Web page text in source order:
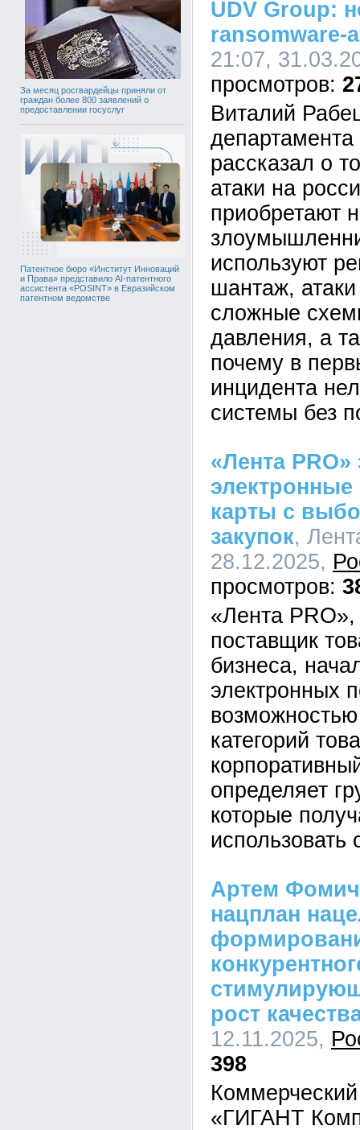
За месяц росгвардейцы приняли от
граждан более 800 заявлений о
предоставлении госуслуг
Патентное бюро «Институт Инноваций
и Права» представило AI-патентного
ассистента «POSINT» в Евразийском
патентном ведомстве
UDV Group:
ransomware-
21:07,
Виталий
рассказал о
атаки на
приобретают
используют
шантаж,
сложные
давления, а
почему в
инцидента
системы без
«Лента PRO»
карты с
закупок,
28.12.2025,
«Лента
поставщик
бизнеса,
электронных
категорий
определяет
которые
использовать
Артем
нацплан
рост
12.11.2025,
398
«ГИГАНТ